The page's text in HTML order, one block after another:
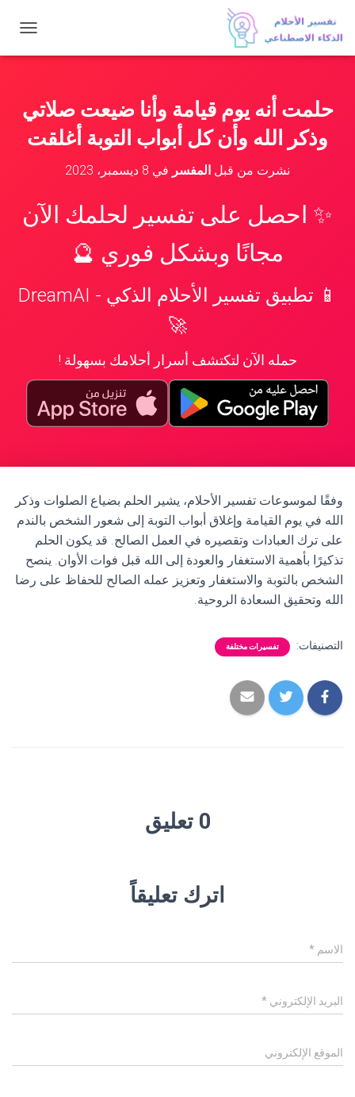
ب
ا
ت
حلمت أنه يوم قيامة وأنا ضيعت صلاتي
وذكر الله وأن كل أبواب التوبة أغلقت
نشرت من قبل المفسر في 8 ديسمبر، 2023
✨ احصل على تفسير لحلمك الآن
مجانًا وبشكل فوري 🔮
📱 تطبيق تفسير الأحلام الذكي - DreamAI
🚀
حمله الآن لتكتشف أسرار أحلامك بسهولة !
وفقًا لموسوعات تفسير الأحلام، يشير الحلم بضياع الصلوات وذكر
الله في يوم القيامة وإغلاق أبواب التوبة إلى شعور الشخص بالندم
على ترك العبادات وتقصيره في العمل الصالح. قد يكون الحلم
تذكيرًا بأهمية الاستغفار والعودة إلى الله قبل فوات الأوان. ينصح
الشخص بالتوبة والاستغفار وتعزيز عمله الصالح للحفاظ على رضا
الله وتحقيق السعادة الروحية.
التصنيفات: تفسيرات مختلفة
0 تعليق
اترك تعليقاً
الاسم *
البريد الإلكتروني *
الموقع الإلكتروني